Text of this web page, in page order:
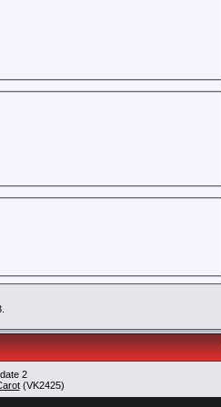
2
(VK2425)